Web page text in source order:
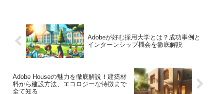
Adobeが好む採用大学とは？成功事例と
インターンシップ機会を徹底解説
Adobe Houseの魅力を徹底解説！建築材
料から建設方法、エコロジーな特徴まで
全て知る